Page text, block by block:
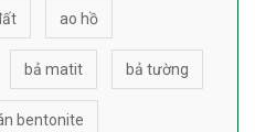
bả matit
bentonite